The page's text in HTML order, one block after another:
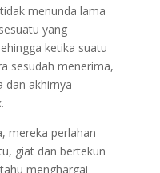
menunda lama
yang
ketika suatu
sesudah menerima,
dan akhirnya
mereka perlahan
giat dan bertekun
menghargai